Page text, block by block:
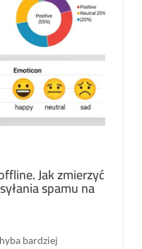
Jak zmierzyć
spamu na
bardziej